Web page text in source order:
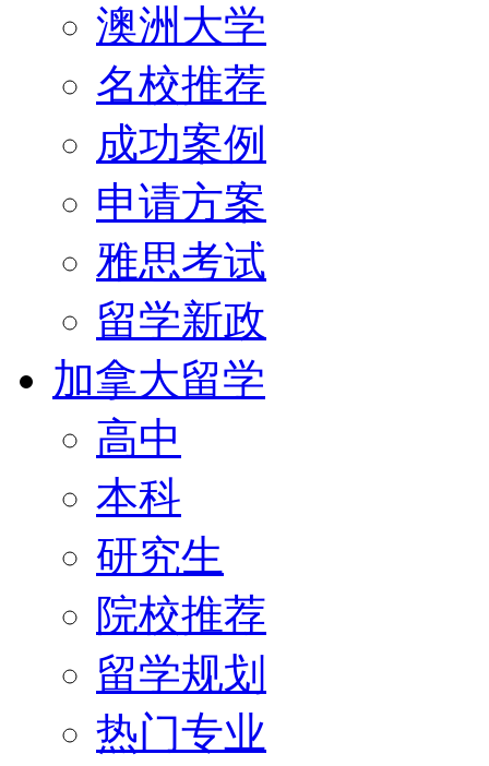
澳洲大学
名校推荐
成功案例
申请方案
雅思考试
留学新政
加拿大留学
高中
本科
研究生
院校推荐
留学规划
热门专业